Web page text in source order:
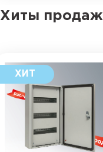
Хиты продаж